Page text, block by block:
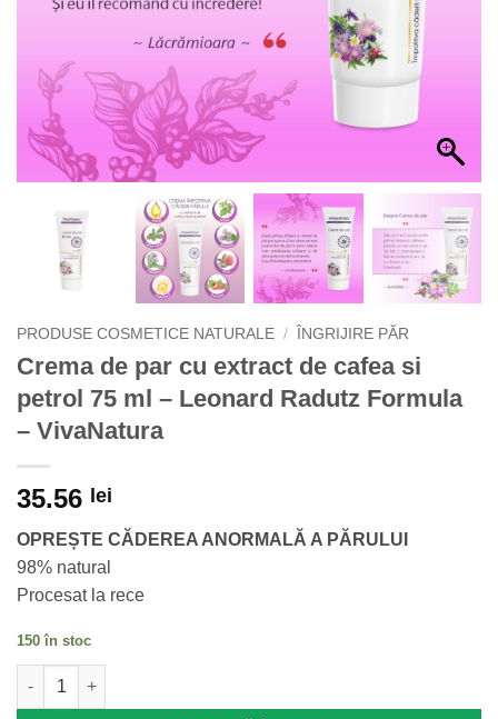
PRODUSE COSMETICE NATURALE / ÎNGRIJIRE PĂR
Crema de par cu extract de cafea si
petrol 75 ml – Leonard Radutz Formula
– VivaNatura
35.56 lei
OPREȘTE CĂDEREA ANORMALĂ A PĂRULUI
98% natural
Procesat la rece
150 în stoc
Cantitate Crema de par cu extract de cafea si petrol 75 ml –